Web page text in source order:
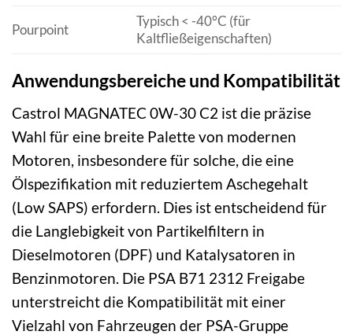
Pourpoint
Typisch < -40°C (für
Kaltfließeigenschaften)
Anwendungsbereiche und Kompatibilität
Castrol MAGNATEC 0W-30 C2 ist die präzise
Wahl für eine breite Palette von modernen
Motoren, insbesondere für solche, die eine
Ölspezifikation mit reduziertem Aschegehalt
(Low SAPS) erfordern. Dies ist entscheidend für
die Langlebigkeit von Partikelfiltern in
Dieselmotoren (DPF) und Katalysatoren in
Benzinmotoren. Die PSA B71 2312 Freigabe
unterstreicht die Kompatibilität mit einer
Vielzahl von Fahrzeugen der PSA-Gruppe